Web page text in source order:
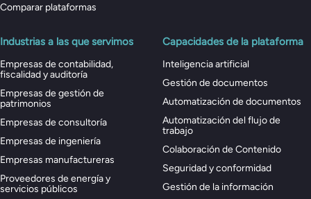
Comparar plataformas
Industrias a las que servimos
Empresas de contabilidad,
fiscalidad y auditoría
Empresas de gestión de
patrimonios
Empresas de consultoría
Empresas de ingeniería
Empresas manufactureras
Proveedores de energía y
servicios públicos
Capacidades de la plataforma
Inteligencia artificial
Gestión de documentos
Automatización de documentos
Automatización del flujo de
trabajo
Colaboración de Contenido
Seguridad y conformidad
Gestión de la información